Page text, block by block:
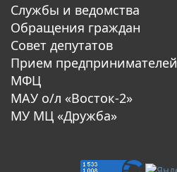
Службы и ведомства
Обращения граждан
Совет депутатов
Прием предпринимателей
МФЦ
МАУ о/л «Восток-2»
МУ МЦ «Дружба»